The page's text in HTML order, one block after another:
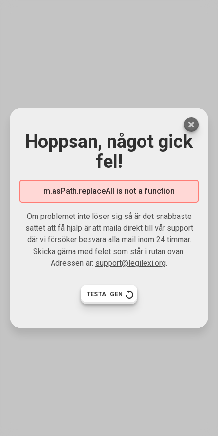
Hoppsan, något gick
fel!
m.asPath.replaceAll is not a function
Om problemet inte löser sig så är det snabbaste
sättet att få hjälp är att maila direkt till vår support
där vi försöker besvara alla mail inom 24 timmar.
Skicka gärna med felet som står i rutan ovan.
Adressen är: support@legilexi.org.
TESTA IGEN